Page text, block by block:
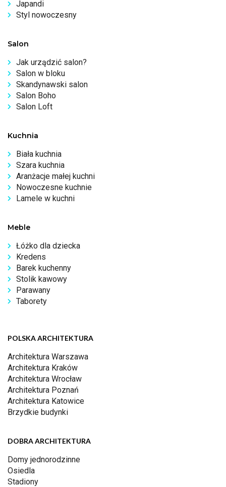
Japandi
Styl nowoczesny
Salon
Jak urządzić salon?
Salon w bloku
Skandynawski salon
Salon Boho
Salon Loft
Kuchnia
Biała kuchnia
Szara kuchnia
Aranżacje małej kuchni
Nowoczesne kuchnie
Lamele w kuchni
Meble
Łóżko dla dziecka
Kredens
Barek kuchenny
Stolik kawowy
Parawany
Taborety
POLSKA ARCHITEKTURA
Architektura Warszawa
Architektura Kraków
Architektura Wrocław
Architektura Poznań
Architektura Katowice
Brzydkie budynki
DOBRA ARCHITEKTURA
Domy jednorodzinne
Osiedla
Stadiony